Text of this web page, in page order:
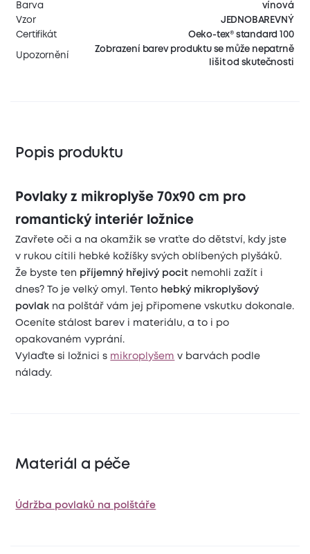
Barva
vínová
Vzor
JEDNOBAREVNÝ
Certifikát
Oeko-tex® standard 100
Upozornění
Zobrazení barev produktu se může nepatrně
lišit od skutečnosti
Popis produktu
Povlaky z mikroplyše 70x90 cm pro
romantický interiér ložnice
Zavřete oči a na okamžik se vraťte do dětství, kdy jste
v rukou cítili hebké kožíšky svých oblíbených plyšáků.
Že byste ten příjemný hřejivý pocit nemohli zažít i
dnes? To je velký omyl. Tento hebký mikroplyšový
povlak na polštář vám jej připomene vskutku dokonale.
Oceníte stálost barev i materiálu, a to i po
opakovaném vyprání.
Vylaďte si ložnici s mikroplyšem v barvách podle
nálady.
Materiál a péče
Údržba povlaků na polštáře